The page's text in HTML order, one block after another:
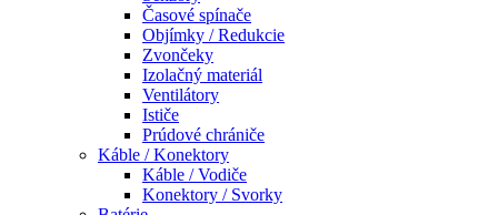
Časové spínače
Objímky / Redukcie
Zvončeky
Izolačný materiál
Ventilátory
Ističe
Prúdové chrániče
Káble / Konektory
Káble / Vodiče
Konektory / Svorky